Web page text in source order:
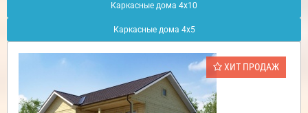
Каркасные дома 4х10
Каркасные дома 4х5
ХИТ ПРОДАЖ